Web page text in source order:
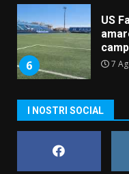
6
US
7
I NOSTRI SOCIAL